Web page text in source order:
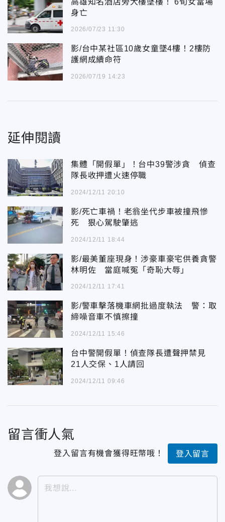
身亡
2026/07/23 11:30
影/台中某社區10歲女童墜4樓！2樓防
護網成續命符
2026/07/19 14:23
延伸閱讀
集體「開假單」！台中39警涉貪 偵查
隊長收押遭火速停職
2024/12/11 20:10
影/死亡車禍！老翁坐代步車被撞飛慘
死 狠心駕駛肇逃
2024/12/11 18:44
影/最美董座現身！涉豪車豪宅供養貪警
林明佐 當庭喊冤「奇恥大辱」
2024/12/11 17:41
影/警車擊落機車網批過度執法 警：取
締噪音車不慎擦撞
2024/12/11 15:46
台中警開假單！偵查隊長遭聲押禁見
21人交保、1人請回
2024/12/11 09:46
留言衝人氣
登入留言有機會獲得旺幣哦！ 登入留言